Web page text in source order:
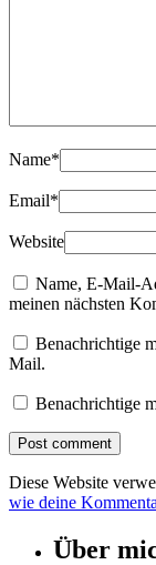
Name*
Email*
Website
Name, E-Mail-
meinen nächsten
Benachrichtige
Mail.
Benachrichtige
Diese Website
wie deine
Über